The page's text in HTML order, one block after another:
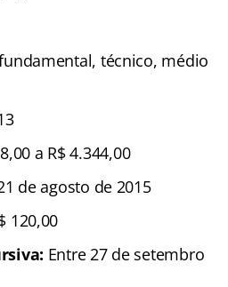
técnico, médio
a R$ 4.344,00
de agosto de 2015
120,00
Entre 27 de setembro